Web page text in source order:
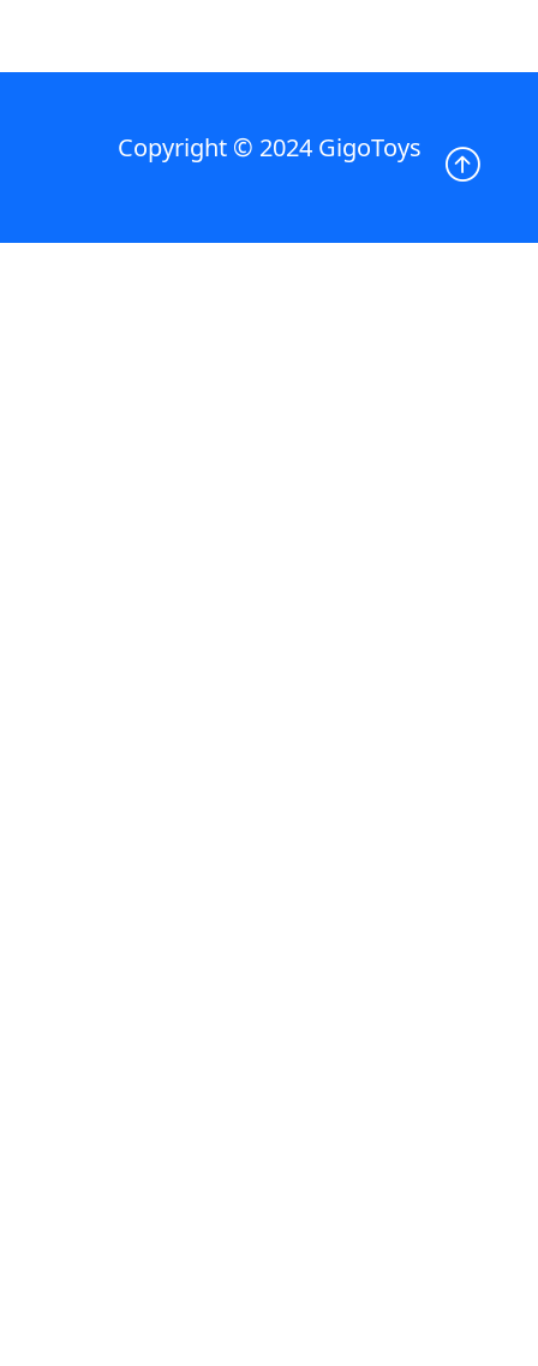
Copyright © 2024 GigoToys